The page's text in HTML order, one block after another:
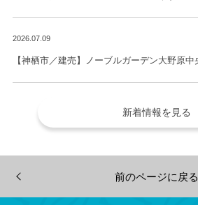
2026.07.09
新着情報を見る
前のページに戻る